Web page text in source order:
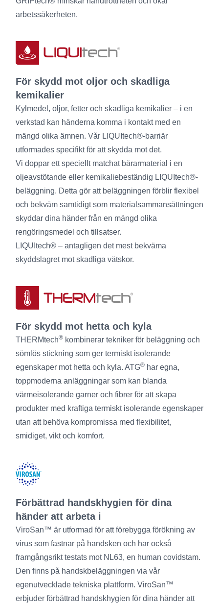
arbetssäkerheten.
För skydd mot oljor och skadliga
kemikalier
Kylmedel, oljor, fetter och skadliga kemikalier – i en
verkstad kan händerna komma i kontakt med en
mängd olika ämnen. Vår LIQUItech®-barriär
utformades specifikt för att skydda mot det.
Vi doppar ett speciellt matchat bärarmaterial i en
oljeavstötande eller kemikaliebeständig LIQUItech®-
beläggning. Detta gör att beläggningen förblir flexibel
och bekväm samtidigt som materialsammansättningen
skyddar dina händer från en mängd olika
rengöringsmedel och tillsatser.
LIQUItech® – antagligen det mest bekväma
skyddslagret mot skadliga vätskor.
För skydd mot hetta och kyla
THERMtech® kombinerar tekniker för beläggning och
sömlös stickning som ger termiskt isolerande
egenskaper mot hetta och kyla. ATG® har egna,
toppmoderna anläggningar som kan blanda
värmeisolerande garner och fibrer för att skapa
produkter med kraftiga termiskt isolerande egenskaper
utan att behöva kompromissa med flexibilitet,
smidiget, vikt och komfort.
Förbättrad handskhygien för dina
händer att arbeta i
ViroSan™ är utformad för att förebygga förökning av
virus som fastnar på handsken och har också
framgångsrikt testats mot NL63, en human covidstam.
Den finns på handskbeläggningen via vår
egenutvecklade tekniska plattform. ViroSan™
erbjuder förbättrad handskhygien för dina händer att